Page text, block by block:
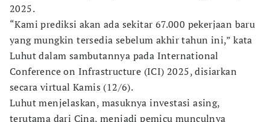
2025.
“Kami prediksi akan ada sekitar 67.000 pekerjaan baru
yang mungkin tersedia sebelum akhir tahun ini,” kata
Luhut dalam sambutannya pada International
Conference on Infrastructure (ICI) 2025, disiarkan
secara virtual Kamis (12/6).
Luhut menjelaskan, masuknya investasi asing,
terutama dari Cina, menjadi pemicu munculnya